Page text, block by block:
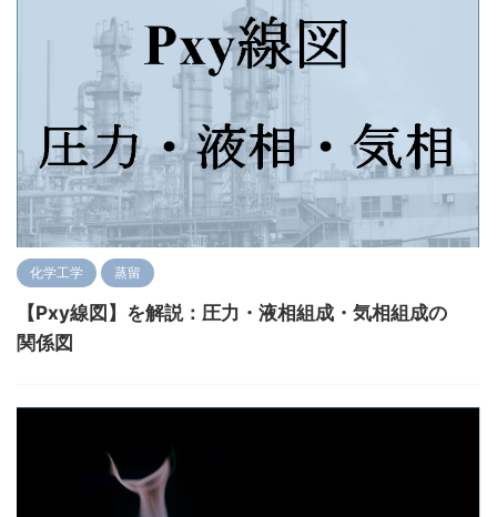
化学工学 蒸留
【Pxy線図】を解説：圧力・液相組成・気相組成の
関係図